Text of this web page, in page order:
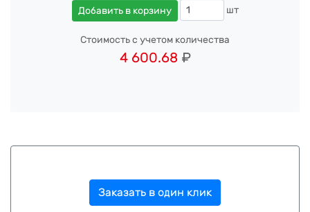
Добавить в корзину шт
Стоимость с учетом количества
4 600.68 ₽
Заказать в один клик